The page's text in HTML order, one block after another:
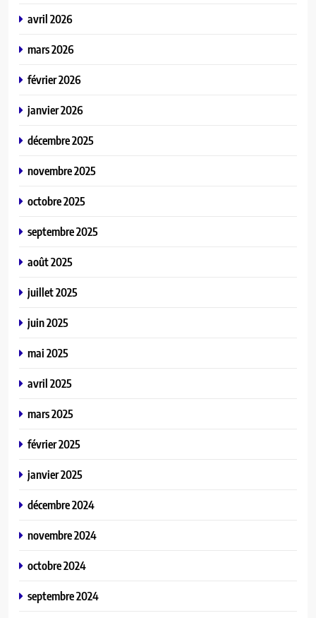
avril 2026
mars 2026
février 2026
janvier 2026
décembre 2025
novembre 2025
octobre 2025
septembre 2025
août 2025
juillet 2025
juin 2025
mai 2025
avril 2025
mars 2025
février 2025
janvier 2025
décembre 2024
novembre 2024
octobre 2024
septembre 2024